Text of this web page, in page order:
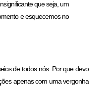
que seja, um
e esquecemos no
de todos nós. Por que devo
apenas com uma vergonha